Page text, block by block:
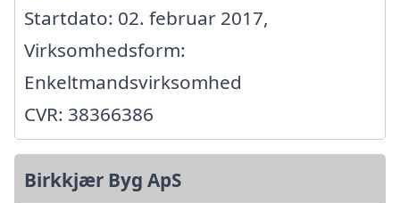
Startdato: 02. februar 2017,
Virksomhedsform:
Enkeltmandsvirksomhed
CVR: 38366386
Birkkjær Byg ApS